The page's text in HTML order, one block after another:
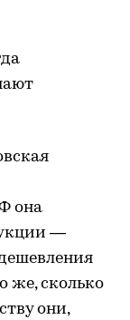
она
—
же, сколько
они,